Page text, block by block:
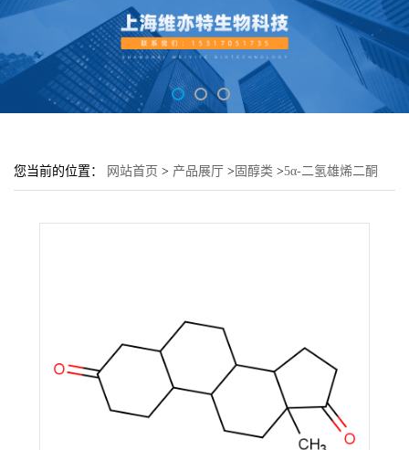
您当前的位置： 网站首页 > 产品展厅 > 固醇类 >5α-二氢雄烯二酮